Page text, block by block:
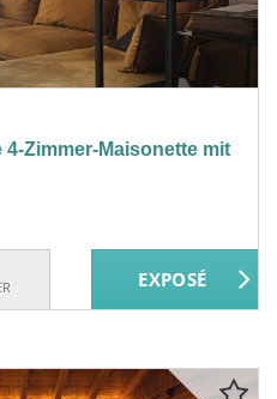
Zimmer-Maisonette mit